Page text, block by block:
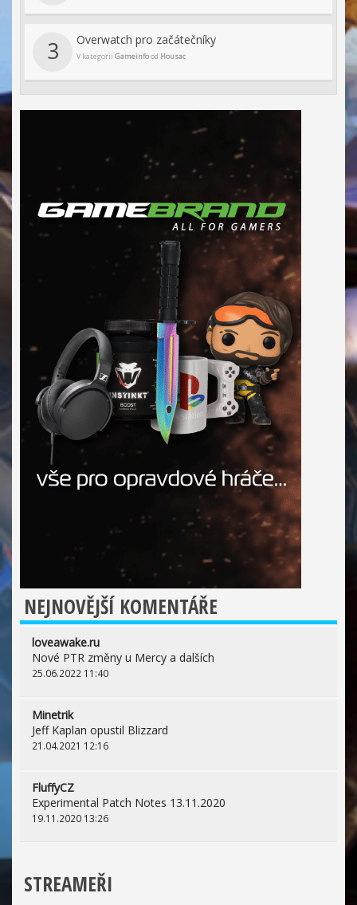
3 Overwatch pro začátečníky
V kategorii Gameinfood Housac
NEJNOVĚJŠÍ KOMENTÁŘE
loveawake.ru
Nové PTR změny u Mercy a dalších
25.06.2022 11:40
Minetrik
Jeff Kaplan opustil Blizzard
21.04.2021 12:16
FluffyCZ
Experimental Patch Notes 13.11.2020
19.11.2020 13:26
STREAMEŘI